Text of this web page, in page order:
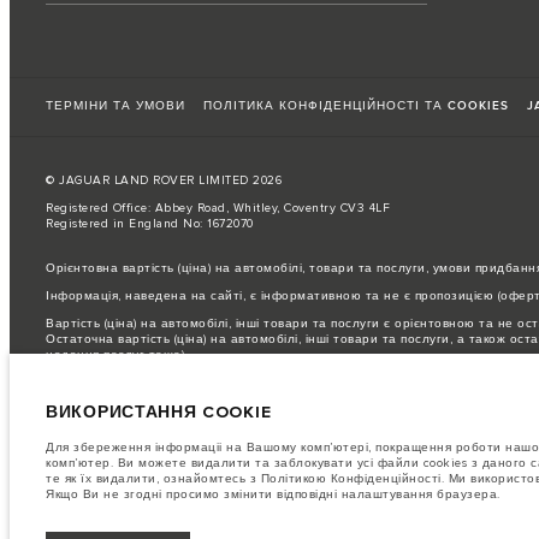
ТЕРМІНИ ТА УМОВИ ПОЛІТИКА КОНФІДЕНЦІЙНОСТІ ТА COOKIES
© JAGUAR LAND ROVER LIMITED 2026
Registered Office: Abbey Road, Whitley, Coventry CV3 4LF
Registered in England No: 1672070
Орієнтовна вартість (ціна) на автомобілі, товари та послуги, умови
Інформація, наведена на сайті, є інформативною та не є пропозицією
Вартість (ціна) на автомобілі, інші товари та послуги є орієнтовною та не
Остаточна вартість (ціна) на автомобілі, інші товари та послуги, а також
надання послуг тощо).
ЗВЕРНІТЬ УВАГУ: Деякі з наших моделей, комплектацій або опцій, що
Важливе зауваження щодо зображень та специфікацій.
Глобальний
зображення, які зараз використовуються на вебсайті, можуть не повністю
інформації.
попереднього повідомлення. Деякі функції можуть відрізнятися від
ВИКОРИСТАННЯ COOKIE
Для збереження інформаціі на Вашому комп’ютері, покращення роботи
комп’ютер. Ви можете видалити та заблокувати усі файли cookies з даного
те як їх видалити, ознайомтесь з Політикою Конфіденційності. Ми
Якщо Ви не згодні просимо змінити відповідні налаштування браузера.